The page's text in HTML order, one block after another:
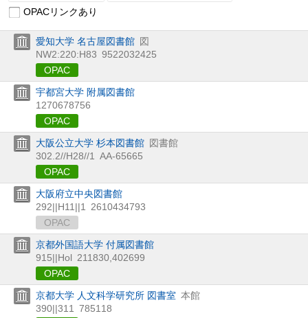
OPACリンクあり
愛知大学 名古屋図書館 図
NW2:220:H83 9522032425
OPAC
宇都宮大学 附属図書館
1270678756
OPAC
大阪公立大学 杉本図書館 図書館
302.2//H28//1
AA-65665
OPAC
大阪府立中央図書館
292||H11||1
2610434793
OPAC
京都外国語大学 付属図書館
915||Hol 211830,402699
OPAC
京都大学 人文科学研究所 図書室 本館
390||311
785118